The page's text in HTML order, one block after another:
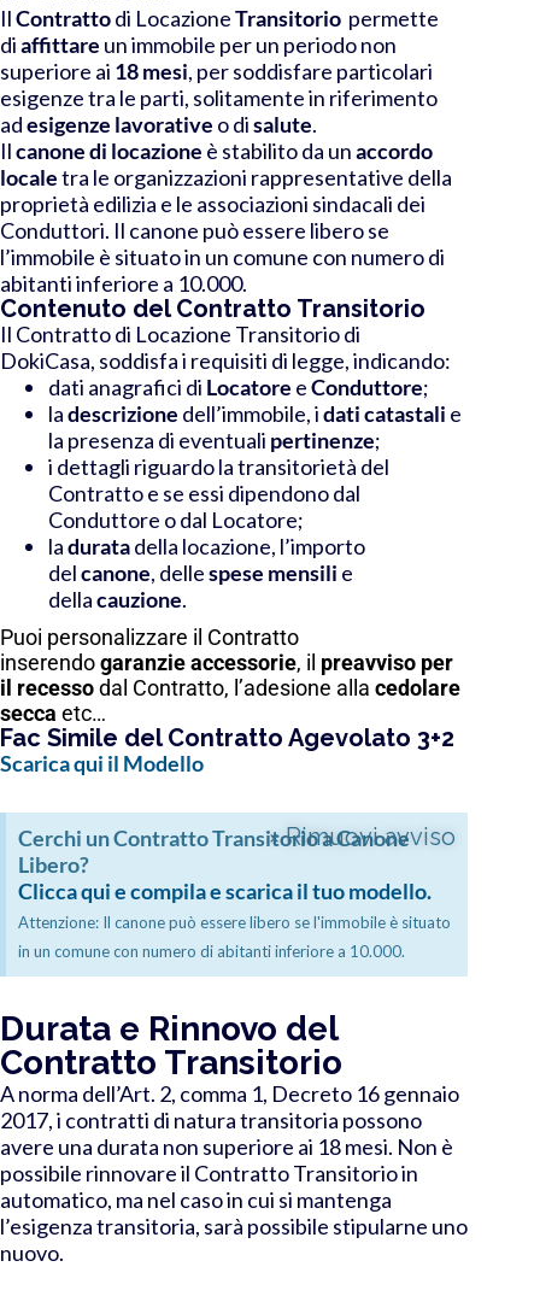
IlContrattodi LocazioneTransitorio permette
diaffittare un immobile per un periodo non
superiore ai 18 mesi, per soddisfare particolari
esigenze tra le parti, solitamente in riferimento
adesigenze lavorative odisalute.
Ilcanone di locazione è stabilito da unaccordo
localetra le organizzazioni rappresentative della
proprietà edilizia e le associazioni sindacali dei
Conduttori. Il canone può essere libero se
l’immobile è situato in un comune con numero di
abitanti inferiore a 10.000.
Contenuto del Contratto Transitorio
Il Contratto di Locazione Transitorio di
DokiCasa, soddisfa i requisiti di legge, indicando:
dati anagrafici di Locatore eConduttore;
ladescrizione dell’immobile, idati catastali e
la presenza di eventuali pertinenze;
i dettagli riguardo la transitorietà del
Contratto e se essi dipendono dal
Conduttore o dal Locatore;
laduratadella locazione, l’importo
delcanone, dellespese mensili e
dellacauzione.
Puoi personalizzare il Contratto
inserendogaranzieaccessorie, il preavviso per
il recessodal Contratto, l’adesione alla cedolare
secca etc…
Fac Simile del Contratto Agevolato 3+2
Scarica qui il Modello
Cerchi un Contratto Transitorio a Canone
Libero?
Clicca qui e compila e scarica il tuo modello.
Attenzione: Il canone può essere libero se l'immobile è situato
in un comune con numero di abitanti inferiore a 10.000.
× Rimuovi avviso
Durata e Rinnovo del
Contratto Transitorio
A norma dell’Art. 2, comma 1, Decreto 16 gennaio
2017, i contratti di natura transitoria possono
avere una durata non superiore ai 18 mesi. Non è
possibile rinnovareil Contratto Transitorio in
automatico, ma nel caso in cui si mantenga
l’esigenza transitoria, sarà possibile stipularne uno
nuovo.